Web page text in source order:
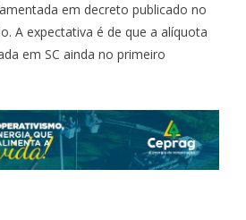
em decreto publicado no
A expectativa é de que a alíquota
em SC ainda no primeiro